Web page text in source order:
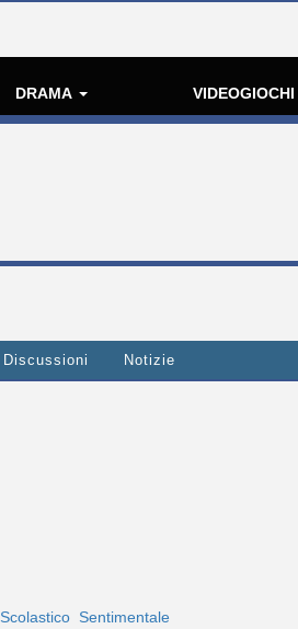
DRAMA VIDEOGIOCHI
Discussioni Notizie
Scolastico Sentimentale